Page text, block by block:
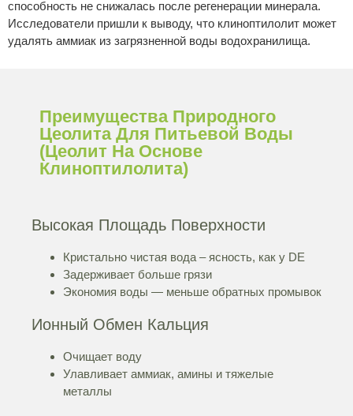
способность не снижалась после регенерации минерала.
Исследователи пришли к выводу, что клиноптилолит может
удалять аммиак из загрязненной воды водохранилища.
Преимущества Природного
Цеолита Для Питьевой Воды
(цеолит На Основе
Клиноптилолита)
Высокая Площадь Поверхности
Кристально чистая вода – ясность, как у DE
Задерживает больше грязи
Экономия воды — меньше обратных промывок
Ионный Обмен Кальция
Очищает воду
Улавливает аммиак, амины и тяжелые
металлы